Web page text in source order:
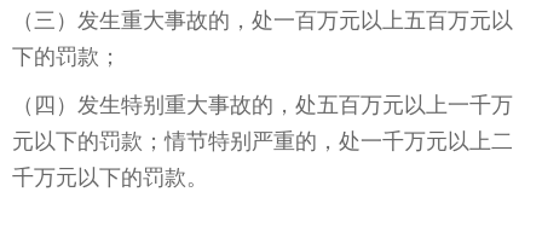
（三）发生重大事故的，处一百万元以上五百万元以
下的罚款；
（四）发生特别重大事故的，处五百万元以上一千万
元以下的罚款；情节特别严重的，处一千万元以上二
千万元以下的罚款。